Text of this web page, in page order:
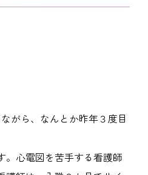
がら、なんとか昨年３度目
。心電図を苦手する看護師